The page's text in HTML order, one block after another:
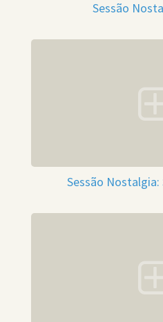
Sessão
Sessão